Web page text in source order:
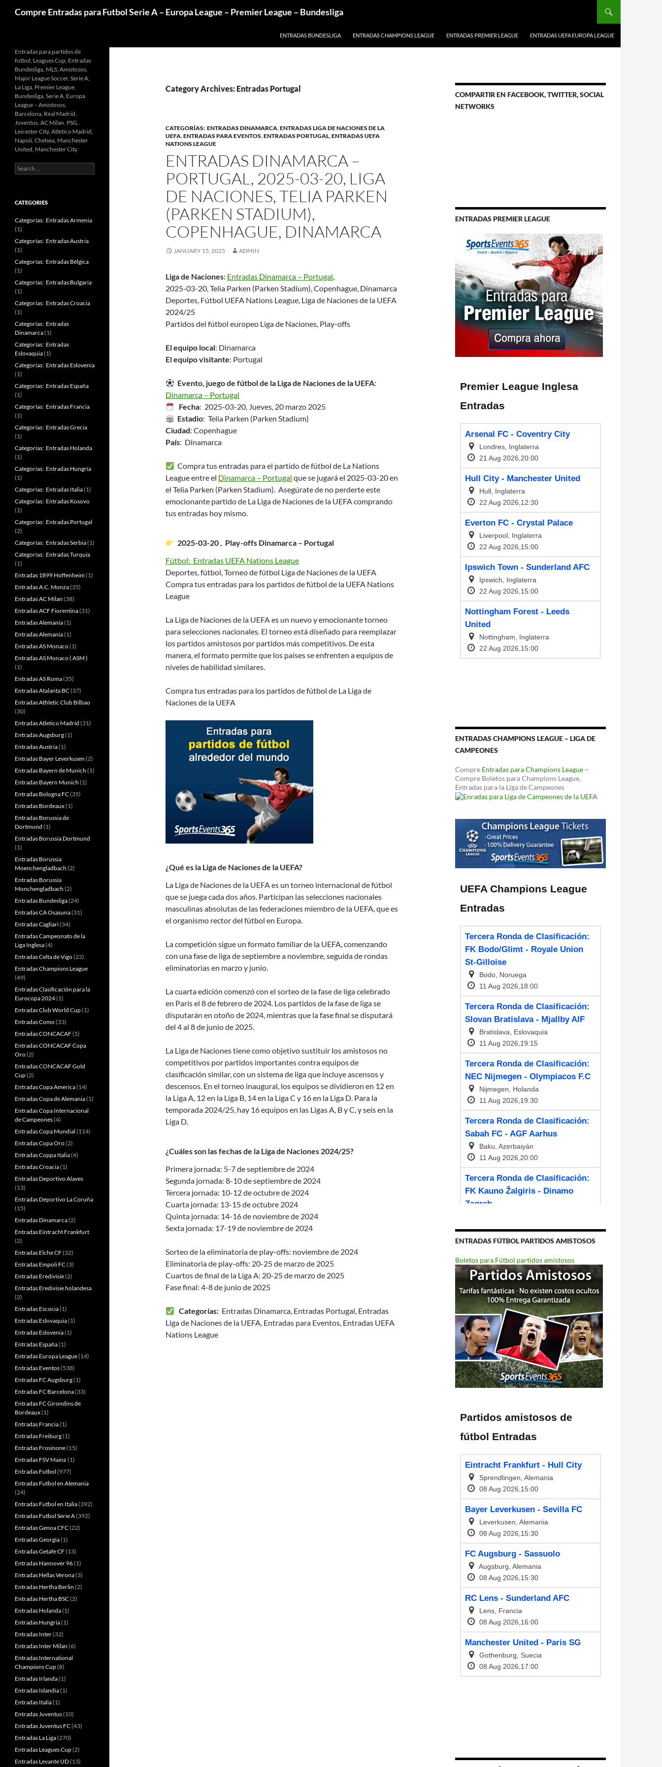
Compre Entradas para Futbol Serie A – Europa League – Premier League – Bundesliga
ENTRADAS BUNDESLIGA ENTRADAS CHAMPIONS LEAGUE ENTRADAS PREMIER LEAGUE ENTRADAS UEFA EUROPA LEAGUE
Category Archives: Entradas Portugal
CATEGORÍAS: ENTRADAS DINAMARCA,ENTRADAS LIGA DE NACIONES DE LA
UEFA,ENTRADAS PARA EVENTOS,ENTRADAS PORTUGAL,ENTRADAS UEFA
NATIONS LEAGUE
ENTRADAS DINAMARCA –
PORTUGAL, 2025-03-20, LIGA
DE NACIONES, TELIA PARKEN
(PARKEN STADIUM),
COPENHAGUE, DINAMARCA
JANUARY 15, 2025 ADMIN
Liga de Naciones: Entradas Dinamarca – Portugal,
2025-03-20, Telia Parken (Parken Stadium), Copenhague, Dinamarca
Deportes, Fútbol UEFA Nations League, Liga de Naciones de la UEFA
2024/25
Partidos del fútbol europeo Liga de Naciones, Play-offs
El equipo local: Dinamarca
El equipo visitante: Portugal
Evento, juego de fútbol de la Liga de Naciones de la UEFA:
Dinamarca – Portugal
Fecha: 2025-03-20, Jueves, 20 marzo 2025
Estadio: Telia Parken (Parken Stadium)
Ciudad: Copenhague
País: Dinamarca
Compra tus entradas para el partido de fútbol de La Nations
League entre el Dinamarca – Portugal que se jugará el 2025-03-20 en
el Telia Parken (Parken Stadium). Asegúrate de no perderte este
emocionante partido de La Liga de Naciones de la UEFA comprando
tus entradas hoy mismo.
2025-03-20 , Play-offs Dinamarca – Portugal
Fútbol: Entradas UEFA Nations League
Deportes, fútbol, Torneo de fútbol Liga de Naciones de la UEFA
Compra tus entradas para los partidos de fútbol de la UEFA Nations
League
La Liga de Naciones de la UEFA es un nuevo y emocionante torneo
para selecciones nacionales. El torneo está diseñado para reemplazar
los partidos amistosos por partidos más competitivos. De esta
manera, el formato permite que los países se enfrenten a equipos de
niveles de habilidad similares.
Compra tus entradas para los partidos de fútbol de La Liga de
Naciones de la UEFA
¿Qué es la Liga de Naciones de la UEFA?
La Liga de Naciones de la UEFA es un torneo internacional de fútbol
que se juega cada dos años. Participan las selecciones nacionales
masculinas absolutas de las federaciones miembro de la UEFA, que es
el organismo rector del fútbol en Europa.
La competición sigue un formato familiar de la UEFA, comenzando
con una fase de liga de septiembre a noviembre, seguida de rondas
eliminatorias en marzo y junio.
La cuarta edición comenzó con el sorteo de la fase de liga celebrado
en París el 8 de febrero de 2024. Los partidos de la fase de liga se
disputarán en otoño de 2024, mientras que la fase final se disputará
del 4 al 8 de junio de 2025.
La Liga de Naciones tiene como objetivo sustituir los amistosos no
competitivos por partidos importantes contra equipos de
clasificación similar, con un sistema de liga que incluye ascensos y
descensos. En el torneo inaugural, los equipos se dividieron en 12 en
la Liga A, 12 en la Liga B, 14 en la Liga C y 16 en la Liga D. Para la
temporada 2024/25, hay 16 equipos en las Ligas A, B y C, y seis en la
Liga D.
¿Cuáles son las fechas de la Liga de Naciones 2024/25?
Primera jornada: 5-7 de septiembre de 2024
Segunda jornada: 8-10 de septiembre de 2024
Tercera jornada: 10-12 de octubre de 2024
Cuarta jornada: 13-15 de octubre 2024
Quinta jornada: 14-16 de noviembre de 2024
Sexta jornada: 17-19 de noviembre de 2024
Sorteo de la eliminatoria de play-offs: noviembre de 2024
Eliminatoria de play-offs: 20-25 de marzo de 2025
Cuartos de final de la Liga A: 20-25 de marzo de 2025
Fase final: 4-8 de junio de 2025
Categorías: Entradas Dinamarca, Entradas Portugal, Entradas
Liga de Naciones de la UEFA, Entradas para Eventos, Entradas UEFA
Nations League
COMPARTIR EN FACEBOOK, TWITTER, SOCIAL
NETWORKS
ENTRADAS PREMIER LEAGUE
ENTRADAS CHAMPIONS LEAGUE – LIGA DE
CAMPEONES
Compre Entradas para Champions League –
Compre Boletos para Champions League,
Entradas para la Liga de Campeones
ENTRADAS FÚTBOL PARTIDOS AMISTOSOS
Boletos para Fútbol partidos amistosos
Entradas para partidos de
futbol, Leagues Cup, Entradas
Bundesliga, MLS, Amistosos,
Major League Soccer, Serie A,
La Liga, Premier League,
Bundesliga, Serie A, Europa
League – Amistosos,
Barcelona, Real Madrid,
Juventus, AC Milan, PSG,
Leicester City, Atletico Madrid,
Napoli, Chelsea, Manchester
United, Manchester City
Search
for:
CATEGORIES
Categorías: Entradas Armenia
(1)
Categorías: Entradas Austria
(1)
Categorías: Entradas Bélgica
(1)
Categorías: Entradas Bulgaria
(1)
Categorías: Entradas Croacia
(1)
Categorías: Entradas
Dinamarca(1)
Categorías: Entradas
Eslovaquia(1)
Categorías: Entradas Eslovenia
(1)
Categorías: Entradas España
(1)
Categorías: Entradas Francia
(1)
Categorías: Entradas Grecia
(1)
Categorías: Entradas Holanda
(1)
Categorías: Entradas Hungría
(1)
Categorías: Entradas Italia(1)
Categorías: Entradas Kosovo
(1)
Categorías: Entradas Portugal
(2)
Categorías: Entradas Serbia(1)
Categorías: Entradas Turquía
(1)
Entradas 1899 Hoffenheim(1)
Entradas A.C. Monza(35)
Entradas AC Milan (38)
Entradas ACF Fiorentina(31)
Entradas Alemania(1)
Entradas Alemania(1)
Entradas AS Monaco(1)
Entradas AS Monaco ( ASM )
(1)
Entradas AS Roma(35)
Entradas Atalanta BC(37)
Entradas Athletic Club Bilbao
(30)
Entradas Atletico Madrid (31)
Entradas Augsburg(1)
Entradas Austria(1)
Entradas Bayer Leverkusen (2)
Entradas Bayern de Munich (1)
Entradas Bayern Munich (1)
Entradas Bologna FC(35)
Entradas Bordeaux(1)
Entradas Borussia de
Dortmund (1)
Entradas Borussia Dortmund
(1)
Entradas Borussia
Moenchengladbach (2)
Entradas Borussia
Monchengladbach (2)
Entradas Bundesliga(24)
Entradas CA Osasuna(31)
Entradas Cagliari(34)
Entradas Campeonato de la
Liga Inglesa(4)
Entradas Celta de Vigo(22)
Entradas Champions League
(49)
Entradas Clasificación para la
Eurocopa 2024(1)
Entradas Club World Cup(1)
Entradas Como(33)
Entradas CONCACAF(5)
Entradas CONCACAF Copa
Oro(2)
Entradas CONCACAF Gold
Cup(2)
Entradas Copa America(14)
Entradas Copa de Alemania(1)
Entradas Copa Internacional
de Campeones(4)
Entradas Copa Mundial (114)
Entradas Copa Oro(2)
Entradas Coppa Italia(4)
Entradas Croacia(1)
Entradas Deportivo Alaves
(13)
Entradas Deportivo La Coruña
(15)
Entradas Dinamarca(2)
Entradas Eintracht Frankfurt
(2)
Entradas Elche CF(32)
Entradas Empoli FC(3)
Entradas Eredivisie(2)
Entradas Eredivisie holandesa
(2)
Entradas Escocia(1)
Entradas Eslovaquia(1)
Entradas Eslovenia(1)
Entradas España(1)
Entradas Europa League(14)
Entradas Eventos(538)
Entradas FC Augsburg(1)
Entradas FC Barcelona(33)
Entradas FC Girondins de
Bordeaux(1)
Entradas Francia(1)
Entradas Freiburg(1)
Entradas Frosinone(15)
Entradas FSV Mainz (1)
Entradas Futbol (977)
Entradas Futbol en Alemania
(24)
Entradas Futbol en Italia(392)
Entradas Futbol Serie A(392)
Entradas Genoa CFC(22)
Entradas Georgia(1)
Entradas Getafe CF(13)
Entradas Hannover 96(1)
Entradas Hellas Verona(3)
Entradas Hertha Berlin (2)
Entradas Hertha BSC(2)
Entradas Holanda(1)
Entradas Hungría(1)
Entradas Inter(32)
Entradas Inter Milan (6)
Entradas International
Champions Cup(8)
Entradas Irlanda(1)
Entradas Islandia(1)
Entradas Italia(1)
Entradas Juventus(10)
Entradas Juventus FC(43)
Entradas La Liga(270)
Entradas Leagues Cup(2)
Entradas Levante UD(13)